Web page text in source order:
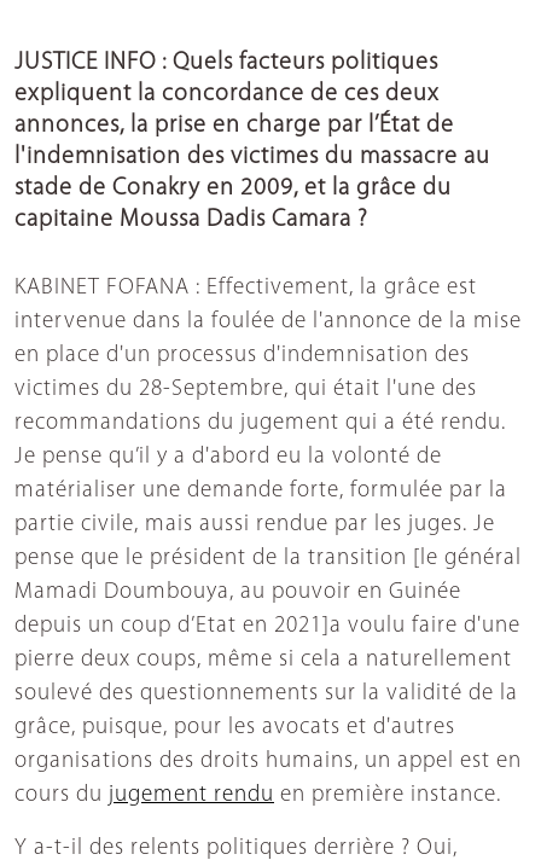
JUSTICE INFO : Quels facteurs politiques
expliquent la concordance de ces deux
annonces, la prise en charge par l’État de
l'indemnisation des victimes du massacre au
stade de Conakry en 2009, et la grâce du
capitaine Moussa Dadis Camara ?
KABINET FOFANA : Effectivement, la grâce est
intervenue dans la foulée de l'annonce de la mise
en place d'un processus d'indemnisation des
victimes du 28-Septembre, qui était l'une des
recommandations du jugement qui a été rendu.
Je pense qu’il y a d'abord eu la volonté de
matérialiser une demande forte, formulée par la
partie civile, mais aussi rendue par les juges. Je
pense que le président de la transition [le général
Mamadi Doumbouya, au pouvoir en Guinée
depuis un coup d’Etat en 2021]a voulu faire d'une
pierre deux coups, même si cela a naturellement
soulevé des questionnements sur la validité de la
grâce, puisque, pour les avocats et d'autres
organisations des droits humains, un appel est en
cours du jugement rendu en première instance.
Y a-t-il des relents politiques derrière ? Oui,